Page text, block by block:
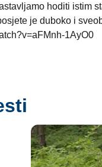
hoditi istim
je duboko i
1AyO0